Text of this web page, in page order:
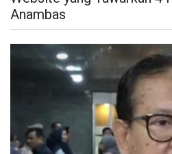
Anambas